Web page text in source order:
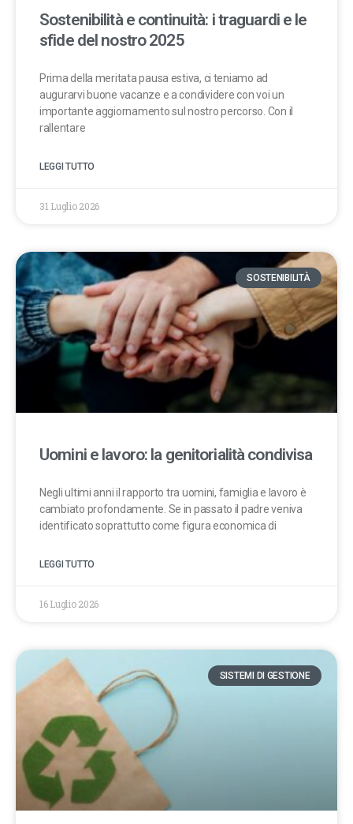
Sostenibilità e continuità: i traguardi e le
sfide del nostro 2025
Prima della meritata pausa estiva, ci teniamo ad
augurarvi buone vacanze e a condividere con voi un
importante aggiornamento sul nostro percorso. Con il
rallentare
LEGGI TUTTO
31 Luglio 2026
SOSTENIBILITÀ
Uomini e lavoro: la genitorialità condivisa
Negli ultimi anni il rapporto tra uomini, famiglia e lavoro è
cambiato profondamente. Se in passato il padre veniva
identificato soprattutto come figura economica di
LEGGI TUTTO
16 Luglio 2026
SISTEMI DI GESTIONE